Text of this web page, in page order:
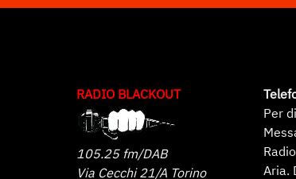
RADIO BLACKOUT
105.25 fm/DAB
Via Cecchi 21/A Torino
Per
Aria.